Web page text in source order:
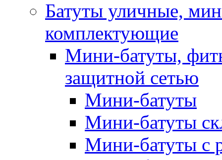
Батуты уличные,
комплектующие
Мини-батуты,
защитной сетью
Мини-батуты
Мини-батуты
Мини-батуты с